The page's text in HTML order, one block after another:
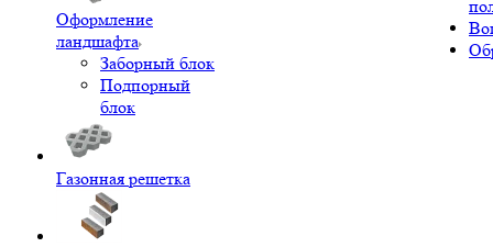
Оформление
ландшафта
Заборный блок
Подпорный
блок
Газонная решетка